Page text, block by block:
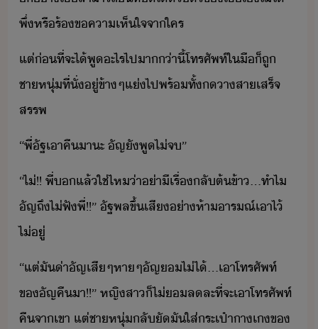
พึ่​หรื​ร้ข​คาเห็ใจ​จา​ใคร
แต่่​ที่จะ​ไ้​พู​ะไร​ไปา​​่าี​้​โทรศัพท์​ใ​ื​็​ถู​
ชาหุ่​ที่ั่​ู่​ข้าๆ​แ่​ไป​พร้ทั้​​าสา​เสร็จ
สรรพ
“​พี่​ัฐ​เาคื​าะ​ ​ัญ​ั​พู​ไ่​จ​”
“​ไ่​!​!​ ​พี่​​แล้​ใช่ไห​่า​่า​ีเรื่​ลั​ต้​ข้า​...​ทำไ​
ัญ​ถึ​ไ่​ฟั​พี่​!​!​”​ ​ัฐพล​ขึ้เสี​่า​ห้า​ารณ์​เาไ้​
ไ่ู่
“​แต่​ั​่า​ัญ​เสี​ๆ​หา​ๆ​ัญ​​ไ่ไ้​...​เา​โทรศัพท์​
ข​ัญ​คื​า​!​!​”​ ​หญิสา​็​ไ่​ลละ​ที่จะ​เา​โทรศัพท์​
คื​จา​เขา​ ​แต่​ชาหุ่​ลั​ั​ั​ใส่​ระเป๋าาเ​ข​